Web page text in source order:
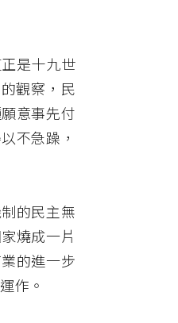
是十九世
觀察，民
意事先付
不急躁，
的民主無
燒成一片
的進一步
作。